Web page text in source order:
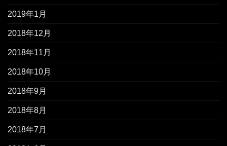
2019年1月
2018年12月
2018年11月
2018年10月
2018年9月
2018年8月
2018年7月